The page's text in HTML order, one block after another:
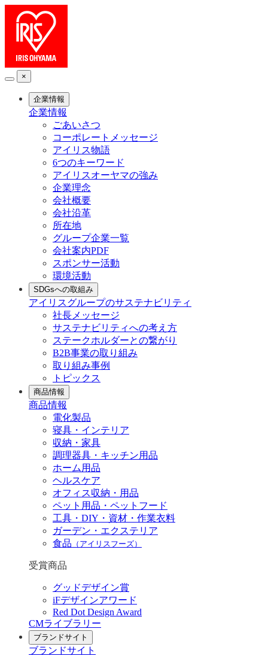
×
企業情報
企業情報
ごあいさつ
コーポレートメッセージ
アイリス物語
6つのキーワード
アイリスオーヤマの強み
企業理念
会社概要
会社沿革
所在地
グループ企業一覧
会社案内PDF
スポンサー活動
環境活動
SDGsへの取組み
アイリスグループのサステナビリティ
社長メッセージ
サステナビリティへの考え方
ステークホルダーとの繋がり
B2B事業の取り組み
取り組み事例
トピックス
商品情報
商品情報
電化製品
寝具・インテリア
収納・家具
調理器具・キッチン用品
ホーム用品
ヘルスケア
オフィス収納・用品
ペット用品・ペットフード
工具・DIY・資材・作業衣料
ガーデン・エクステリア
食品 （アイリスフーズ）
受賞商品
グッドデザイン賞
iFデザインアワード
Red Dot Design Award
CMライブラリー
ブランドサイト
ブランドサイト